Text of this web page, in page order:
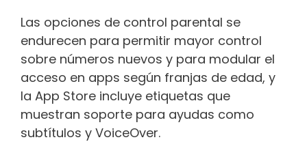
Las opciones de control parental se
endurecen para permitir mayor control
sobre números nuevos y para modular el
acceso en apps según franjas de edad, y
la App Store incluye etiquetas que
muestran soporte para ayudas como
subtítulos y VoiceOver.